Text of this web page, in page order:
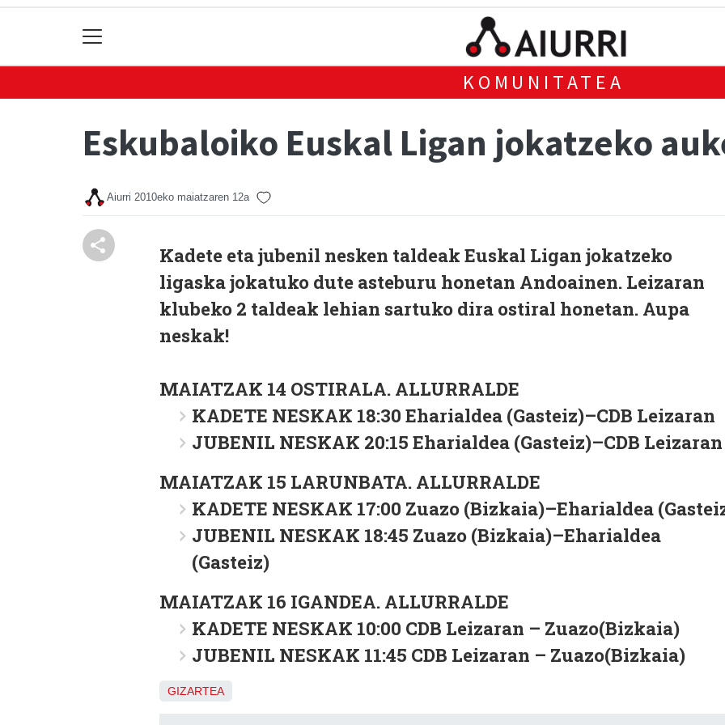
KOMUNITATEA
Eskubaloiko Euskal Ligan jokatzeko
Aiurri 2010eko maiatzaren 12a
Kadete eta jubenil nesken taldeak Euskal Ligan jokatzeko
ligaska jokatuko dute asteburu honetan Andoainen. Leizaran
klubeko 2 taldeak lehian sartuko dira ostiral honetan. Aupa
neskak!
MAIATZAK 14 OSTIRALA. ALLURRALDE
KADETE NESKAK 18:30 Eharialdea (Gasteiz)–CDB Leizaran
JUBENIL NESKAK 20:15 Eharialdea (Gasteiz)–CDB Leizaran
MAIATZAK 15 LARUNBATA. ALLURRALDE
KADETE NESKAK 17:00 Zuazo (Bizkaia)–Eharialdea
JUBENIL NESKAK 18:45 Zuazo (Bizkaia)–Eharialdea
(Gasteiz)
MAIATZAK 16 IGANDEA. ALLURRALDE
KADETE NESKAK 10:00 CDB Leizaran – Zuazo(Bizkaia)
JUBENIL NESKAK 11:45 CDB Leizaran – Zuazo(Bizkaia)
GIZARTEA